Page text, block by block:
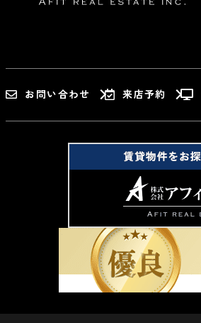
お問い合わせ 来店予約